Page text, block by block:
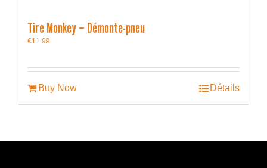
Tire Monkey – Démonte-pneu
€11.99
Buy Now Détails